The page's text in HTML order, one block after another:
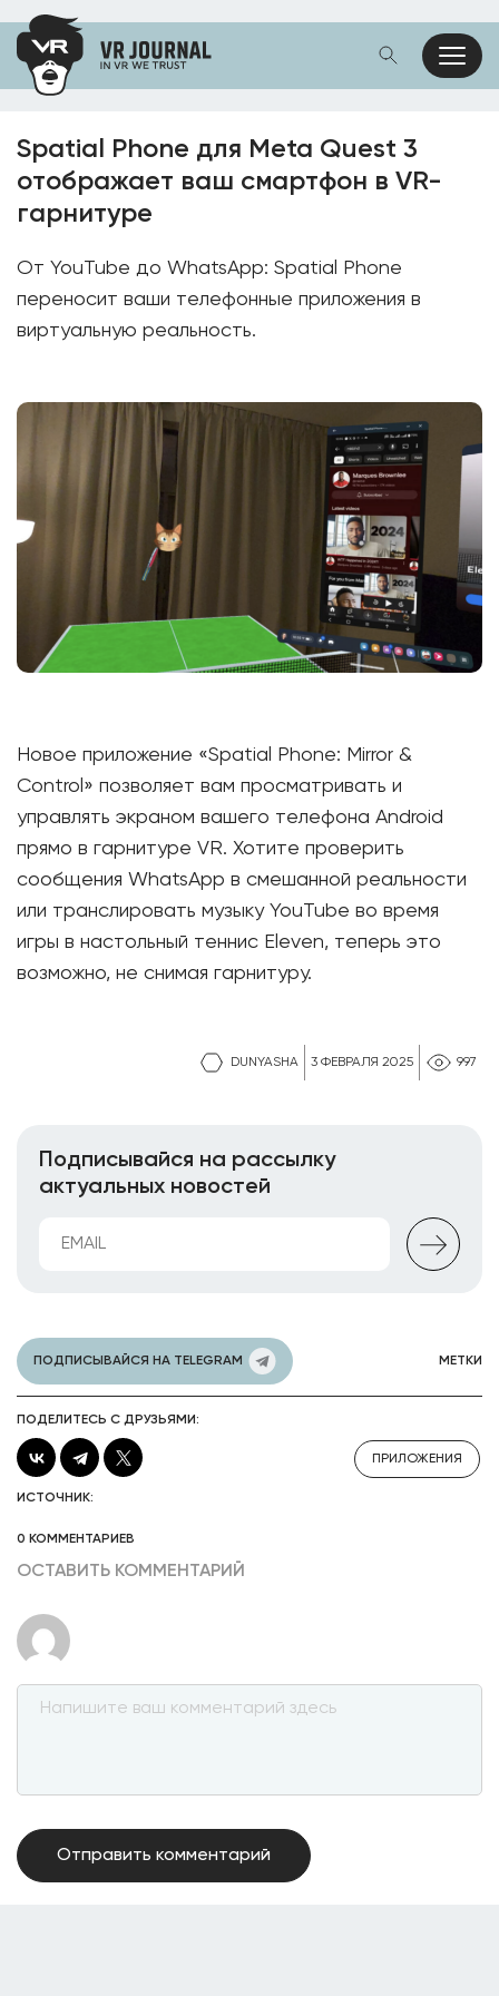
DUNYASHA 3 ФЕВРАЛЯ 2025 997
Spatial Phone для Meta Quest 3
отображает ваш смартфон в VR-
гарнитуре
От YouTube до WhatsApp: Spatial Phone
переносит ваши телефонные приложения в
виртуальную реальность.
Новое приложение «Spatial Phone: Mirror &
Control» позволяет вам просматривать и
управлять экраном вашего телефона Android
прямо в гарнитуре VR. Хотите проверить
сообщения WhatsApp в смешанной реальности
или транслировать музыку YouTube во время
игры в настольный теннис Eleven, теперь это
возможно, не снимая гарнитуру.
Подписывайся на рассылку
актуальных новостей
ПОДПИСЫВАЙСЯ НА TELEGRAM МЕТКИ
ПОДЕЛИТЕСЬ С ДРУЗЬЯМИ:
ПРИЛОЖЕНИЯ
ИСТОЧНИК:
0 КОММЕНТАРИЕВ
ОСТАВИТЬ КОММЕНТАРИЙ